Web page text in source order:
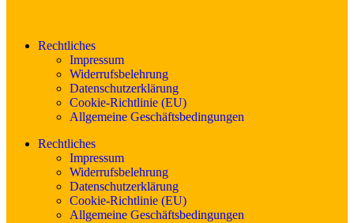
Rechtliches
Impressum
Widerrufsbelehrung
Datenschutzerklärung
Cookie-Richtlinie (EU)
Allgemeine Geschäftsbedingungen
Rechtliches
Impressum
Widerrufsbelehrung
Datenschutzerklärung
Cookie-Richtlinie (EU)
Allgemeine Geschäftsbedingungen